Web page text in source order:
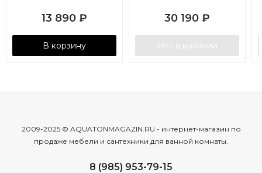
13 890 ₽
В корзину
30 190 ₽
Нет в наличии
2009-2025 © AQUATONMAGAZIN.RU - интернет-магазин по
продаже мебели и сантехники для ванной комнаты.
8 (985) 953-79-15